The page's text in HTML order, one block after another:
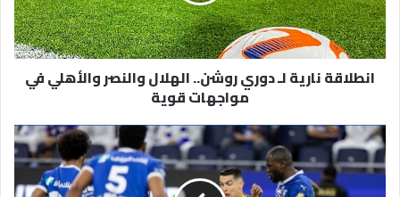
والنصر
والأهلي
في
مواجهات
انطلاقة نارية لـ دوري روشن.. الهلال والنصر والأهلي في
مواجهات قوية
3
غيابات
مؤكدة
عن